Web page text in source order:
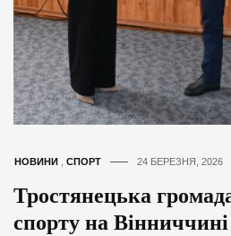
НОВИНИ СПОРТ 24 БЕРЕЗНЯ, 2026
Тростянецька
спорту на Вінниччині